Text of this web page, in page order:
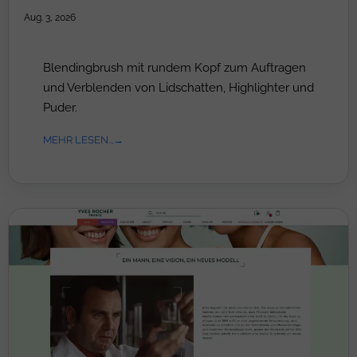
Aug. 3, 2026
Blendingbrush mit rundem Kopf zum Auftragen
und Verblenden von Lidschatten, Highlighter und
Puder.
MEHR LESEN...